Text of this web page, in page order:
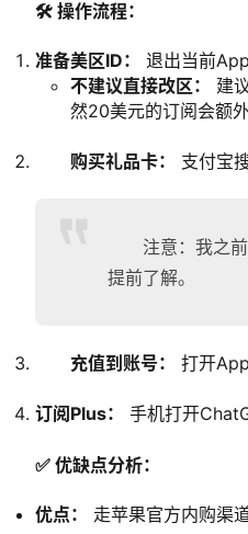
🛠️ 操作流程：
准备美区ID：
退出当前
不建议直接改区：
建
然20美元的订阅会额外
购买礼品卡： 支付宝
注意：我之
提前了解。
充值到账号： 打开
订阅Plus： 手机打开
✅ 优缺点分析：
优点：
走苹果官方内购渠